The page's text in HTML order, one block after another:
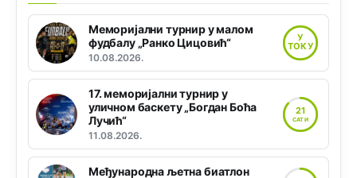
Меморијални турнир у малом
фудбалу „Ранко Цицовић“
10.08.2026.
У
ТОКУ
17. меморијални турнир у
уличном баскету „Богдан Боћа
Лучић“
11.08.2026.
21
САТИ
Међународна љетна биатлон